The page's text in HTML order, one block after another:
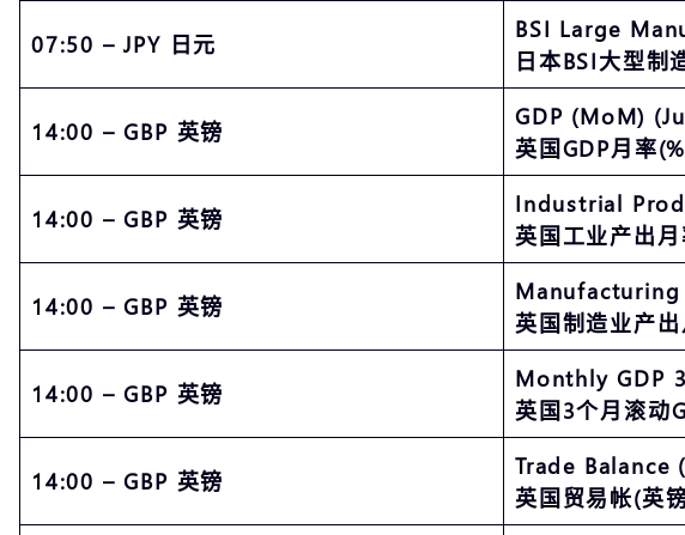
07:50 – JPY 日元
BSI Large
日本BSI大型制
14:00 – GBP 英镑
GDP (MoM)
英国GDP月率
14:00 – GBP 英镑
Industrial
英国工业产出
14:00 – GBP 英镑
英国制造业产
14:00 – GBP 英镑
Monthly GDP
英国3个月滚动
14:00 – GBP 英镑
Trade Balance
英国贸易帐(英